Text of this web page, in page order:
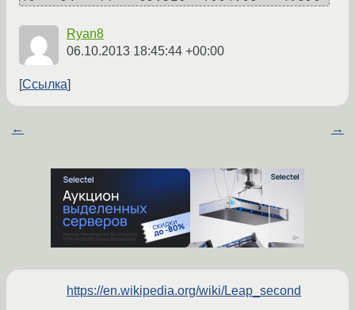
Ryan8
06.10.2013 18:45:44 +00:00
Ссылка
← →
https://en.wikipedia.org/wiki/Leap_second